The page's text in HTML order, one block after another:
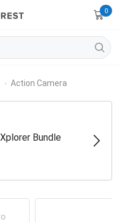
0
› Action Camera